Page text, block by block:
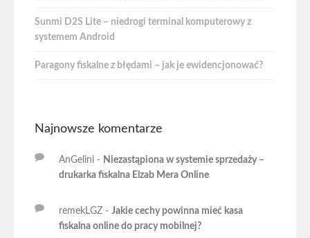
Sunmi D2S Lite – niedrogi terminal komputerowy z
systemem Android
Paragony fiskalne z błędami – jak je ewidencjonować?
Najnowsze komentarze
AnGelini - Niezastąpiona w systemie sprzedaży –
drukarka fiskalna Elzab Mera Online
remekLGZ - Jakie cechy powinna mieć kasa
fiskalna online do pracy mobilnej?